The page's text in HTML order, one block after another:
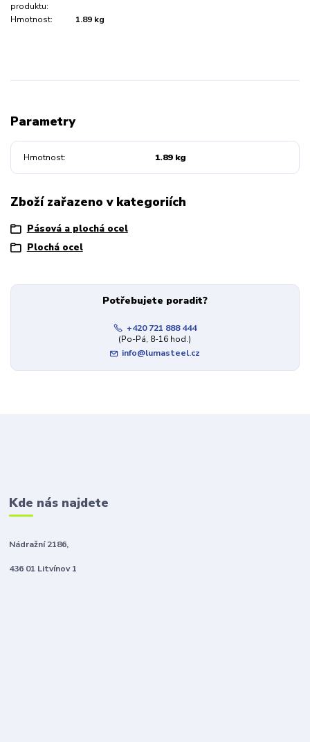
produktu:
Hmotnost: 1.89 kg
Parametry
Hmotnost 1.89 kg
Zboží zařazeno v kategoriích
Pásová a plochá ocel
Plochá ocel
Potřebujete poradit?
+420 721 888 444
(Po-Pá, 8-16 hod.)
info@lumasteel.cz
Kde nás najdete
Nádražní 2186,
436 01 Litvínov 1